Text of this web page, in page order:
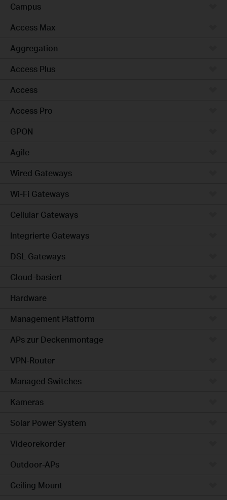
Campus
Access Max
Aggregation
Access Plus
Access
Access Pro
GPON
Agile
Wired Gateways
Wi-Fi Gateways
Cellular Gateways
Integrierte Gateways
DSL Gateways
Cloud-basiert
Hardware
Management Platform
APs zur Deckenmontage
VPN-Router
Managed Switches
Kameras
Solar Power System
Videorekorder
Outdoor-APs
Ceiling Mount